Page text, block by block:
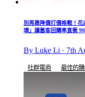
別再靠降價打價格戰！
環」讓舊客回購率直衝
By Luke Li · 7th
社群電商 最佳的